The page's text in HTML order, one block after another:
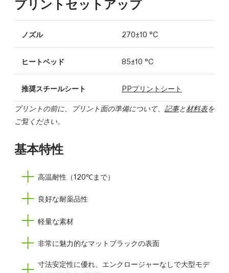
ノズル 270±10 °C
ヒートベッド 85±10 °C
推奨スチールシート PPプリントシート
プリントの前に、プリント面の準備について、 記事と材料表を
ご覧ください。
基本特性
高温耐性（120℃まで）
良好な耐薬品性
軽量な素材
非常に魅力的なマットブラックの表面
寸法安定性に優れ、エンクロージャーなしで大型モデ